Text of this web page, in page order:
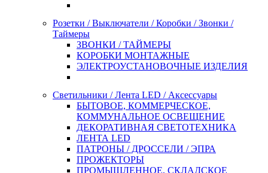
Розетки / Выключатели / Коробки / Звонки /
Таймеры
ЗВОНКИ / ТАЙМЕРЫ
КОРОБКИ МОНТАЖНЫЕ
ЭЛЕКТРОУСТАНОВОЧНЫЕ ИЗДЕЛИЯ
Светильники / Лента LED / Аксессуары
БЫТОВОЕ, КОММЕРЧЕСКОЕ,
КОММУНАЛЬНОЕ ОСВЕЩЕНИЕ
ДЕКОРАТИВНАЯ СВЕТОТЕХНИКА
ЛЕНТА LED
ПАТРОНЫ / ДРОССЕЛИ / ЭПРА
ПРОЖЕКТОРЫ
ПРОМЫШЛЕННОЕ, СКЛАДСКОЕ